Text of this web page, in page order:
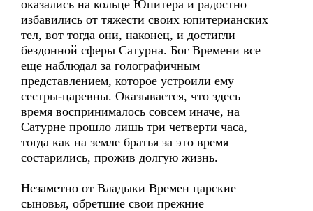
оказались на кольце Юпитера и радостно
избавились от тяжести своих юпитерианских
тел, вот тогда они, наконец, и достигли
бездонной сферы Сатурна. Бог Времени все
еще наблюдал за голографичным
представлением, которое устроили ему
сестры-царевны. Оказывается, что здесь
время воспринималось совсем иначе, на
Сатурне прошло лишь три четверти часа,
тогда как на земле братья за это время
состарились, прожив долгую жизнь.
Незаметно от Владыки Времен царские
сыновья, обретшие свои прежние